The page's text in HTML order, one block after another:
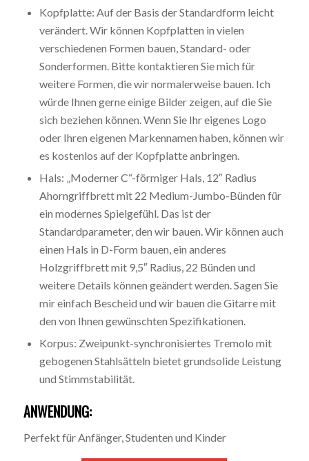
Kopfplatte: Auf der Basis der Standardform leicht
verändert. Wir können Kopfplatten in vielen
verschiedenen Formen bauen, Standard- oder
Sonderformen. Bitte kontaktieren Sie mich für
weitere Formen, die wir normalerweise bauen. Ich
würde Ihnen gerne einige Bilder zeigen, auf die Sie
sich beziehen können. Wenn Sie Ihr eigenes Logo
oder Ihren eigenen Markennamen haben, können wir
es kostenlos auf der Kopfplatte anbringen.
Hals: „Moderner C“-förmiger Hals, 12″ Radius
Ahorngriffbrett mit 22 Medium-Jumbo-Bünden für
ein modernes Spielgefühl. Das ist der
Standardparameter, den wir bauen. Wir können auch
einen Hals in D-Form bauen, ein anderes
Holzgriffbrett mit 9,5″ Radius, 22 Bünden und
weitere Details können geändert werden. Sagen Sie
mir einfach Bescheid und wir bauen die Gitarre mit
den von Ihnen gewünschten Spezifikationen.
Korpus: Zweipunkt-synchronisiertes Tremolo mit
gebogenen Stahlsätteln bietet grundsolide Leistung
und Stimmstabilität.
ANWENDUNG:
Perfekt für Anfänger, Studenten und Kinder